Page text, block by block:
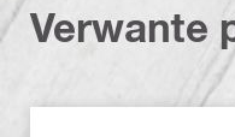
Verwante